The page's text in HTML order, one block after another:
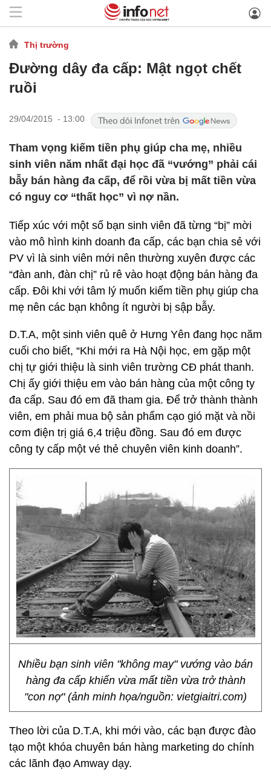
Thị trường
Đường dây đa cấp: Mật ngọt chết
ruồi
29/04/2015 - 13:00
Tham vọng kiếm tiền phụ giúp cha mẹ, nhiều
sinh viên năm nhất đại học đã “vướng” phải cái
bẫy bán hàng đa cấp, để rồi vừa bị mất tiền vừa
có nguy cơ “thất học” vì nợ nần.
Tiếp xúc với một số bạn sinh viên đã từng “bị” mời
vào mô hình kinh doanh đa cấp, các bạn chia sẻ với
PV vì là sinh viên mới nên thường xuyên được các
“đàn anh, đàn chị” rủ rê vào hoạt động bán hàng đa
cấp. Đôi khi với tâm lý muốn kiếm tiền phụ giúp cha
mẹ nên các bạn không ít người bị sập bẫy.
D.T.A, một sinh viên quê ở Hưng Yên đang học năm
cuối cho biết, “Khi mới ra Hà Nội học, em gặp một
chị tự giới thiệu là sinh viên trường CĐ phát thanh.
Chị ấy giới thiệu em vào bán hàng của một công ty
đa cấp. Sau đó em đã tham gia. Để trở thành thành
viên, em phải mua bộ sản phẩm cạo gió mặt và nồi
cơm điện trị giá 6,4 triệu đồng. Sau đó em được
công ty cấp một vé thẻ chuyên viên kinh doanh”.
Nhiều bạn sinh viên "không may" vướng vào bán
hàng đa cấp khiến vừa mất tiền vừa trở thành
"con nợ" (ảnh minh họa/nguồn: vietgiaitri.com)
Theo lời của D.T.A, khi mới vào, các bạn được đào
tạo một khóa chuyên bán hàng marketing do chính
các lãnh đạo Amway dạy.